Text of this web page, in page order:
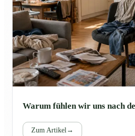
Warum fühlen wir uns nach
Zum Artikel →